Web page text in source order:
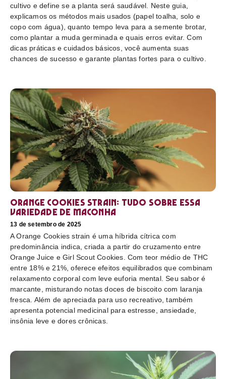
cultivo e define se a planta será saudável. Neste guia,
explicamos os métodos mais usados (papel toalha, solo e
copo com água), quanto tempo leva para a semente brotar,
como plantar a muda germinada e quais erros evitar. Com
dicas práticas e cuidados básicos, você aumenta suas
chances de sucesso e garante plantas fortes para o cultivo.
Orange Cookies strain: tudo sobre essa
variedade de maconha
13 de setembro de 2025
A Orange Cookies strain é uma híbrida cítrica com
predominância indica, criada a partir do cruzamento entre
Orange Juice e Girl Scout Cookies. Com teor médio de THC
entre 18% e 21%, oferece efeitos equilibrados que combinam
relaxamento corporal com leve euforia mental. Seu sabor é
marcante, misturando notas doces de biscoito com laranja
fresca. Além de apreciada para uso recreativo, também
apresenta potencial medicinal para estresse, ansiedade,
insônia leve e dores crônicas.